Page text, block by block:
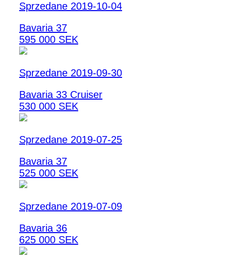
Sprzedane 2019-10-04
Bavaria 37
595 000 SEK
Sprzedane 2019-09-30
Bavaria 33 Cruiser
530 000 SEK
Sprzedane 2019-07-25
Bavaria 37
525 000 SEK
Sprzedane 2019-07-09
Bavaria 36
625 000 SEK